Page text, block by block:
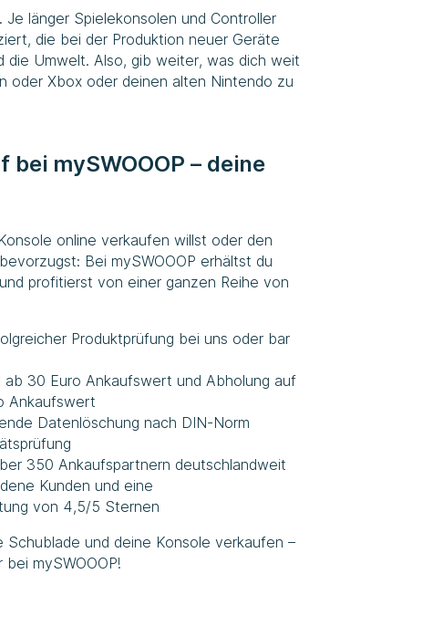
länger Spielekonsolen und Controller
die bei der Produktion neuer Geräte
die Umwelt. Also, gib weiter, was dich weit
oder Xbox oder deinen alten Nintendo zu
bei mySWOOOP – deine
online verkaufen willst oder den
Bei mySWOOOP erhältst du
profitierst von einer ganzen Reihe von
Produktprüfung bei uns oder bar
ab 30 Euro Ankaufswert und Abholung auf
Ankaufswert
Datenlöschung nach DIN-Norm
350 Ankaufspartnern deutschlandweit
Kunden und eine
von 4,5/5 Sternen
Schublade und deine Konsole verkaufen –
mySWOOOP!